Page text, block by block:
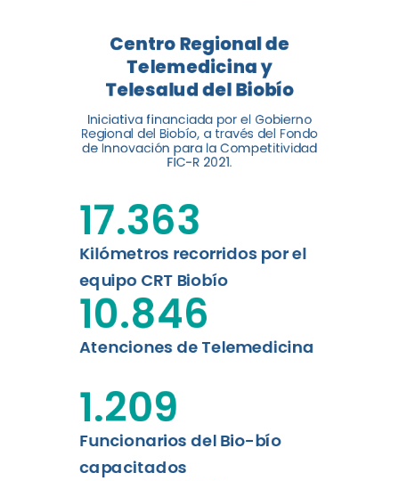
El Centro Regional de
Telemedicina y Telesalud del
Biobío presenta el balance de
tres años acercando la salud
digital a los habitantes...
Leer más
Centro Regional de
Telemedicina y
Telesalud del Biobío
Iniciativa financiada por el Gobierno
Regional del Biobío, a través del Fondo
de Innovación para la Competitividad
FIC-R 2021.
Kilómetros recorridos por el
equipo CRT Biobío
17.363
Atenciones de Telemedicina
10.846
Funcionarios del Bio-bío
capacitados
1.209